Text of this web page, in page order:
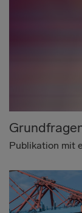
Publikation mit